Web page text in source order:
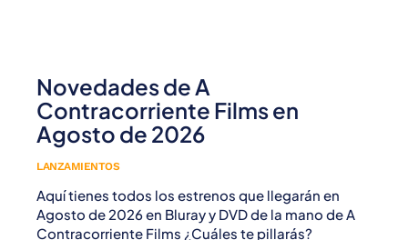
Novedades de A
Contracorriente Films en
Agosto de 2026
LANZAMIENTOS
Aquí tienes todos los estrenos que llegarán en
Agosto de 2026 en Bluray y DVD de la mano de A
Contracorriente Films ¿Cuáles te pillarás?